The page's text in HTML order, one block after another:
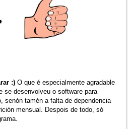
:) O que é especialmente agradable
se desenvolveu o software para
senón tamén a falta de dependencia
mensual. Despois de todo, só